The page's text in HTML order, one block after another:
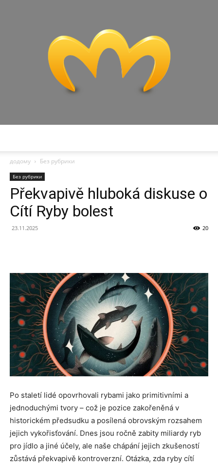
додому
Без рубрики
Без рубрики
Překvapivě hluboká diskuse o
Cítí Ryby bolest
23.11.2025 20
Po staletí lidé opovrhovali rybami jako primitivními a
jednoduchými tvory – což je pozice zakořeněná v
historickém předsudku a posílená obrovským rozsahem
jejich vykořisťování. Dnes jsou ročně zabity miliardy ryb
pro jídlo a jiné účely, ale naše chápání jejich zkušeností
zůstává překvapivě kontroverzní. Otázka, zda ryby cítí